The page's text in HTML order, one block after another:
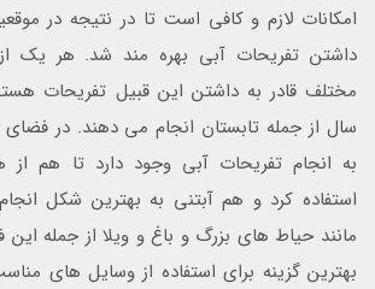
امکانات لازم و کافی است تا در نتیجه در
داشتن تفریحات آبی بهره مند شد. هر یک
مختلف قادر به داشتن این قبیل تفریحات
سال از جمله تابستان انجام می دهند. در
به انجام تفریحات آبی وجود دارد تا هم از
استفاده کرد و هم آبتنی به بهترین شکل
مانند حیاط های بزرگ و باغ و ویلا از جمله
بهترین گزینه برای استفاده از وسایل های